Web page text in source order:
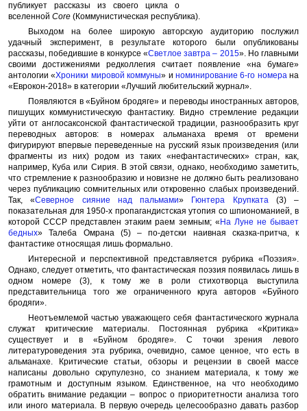
публикует рассказы из своего цикла о
вселенной Core (Коммунистическая республика).
Выходом на более широкую авторскую аудиторию послужил
удачный эксперимент, в результате которого были опубликованы
рассказы, победившие в конкурсе «Светлое завтра – 2015». Но главными
своими достижениями редколлегия считает появление «на бумаге»
антологии «Хроники мировой коммуны» и номинирование 6-го номерана
«Еврокон-2018» в категории «Лучший любительский журнал».
Появляются в «Буйном бродяге» и переводы иностранных авторов,
пишущих коммунистическую фантастику. Видно стремление редакции
уйти от англосаксонской фантастической традиции, разнообразить круг
переводных авторов: в номерах альманаха время от времени
фигурируют впервые переведенные на русский язык произведения (или
фрагменты из них) родом из таких «нефантастических» стран, как,
например, Куба или Сирия. В этой связи, однако, необходимо заметить,
что стремление к разнообразию и новизне не должно быть реализовано
через публикацию сомнительных или откровенно слабых произведений.
Так, «Северное сияние над пальмами» Гюнтера Крупката(3) –
показательная для 1950-х пропагандистская утопия со шпиономанией, в
которой СССР представлен этаким раем земным; « На Луне не бывает
бедных» Талеба Омрана (5) – по-детски наивная сказка-притча, к
фантастике относящая лишь формально.
Интересной и перспективной представляется рубрика «Поэзия».
Однако, следует отметить, что фантастическая поэзия появилась лишь в
одном номере (3), к тому же в роли стихотворца выступила
представительница того же ограниченного круга авторов «Буйного
бродяги».
Неотъемлемой частью уважающего себя фантастического журнала
служат критические материалы. Постоянная рубрика «Критика»
существует и в «Буйном бродяге». С точки зрения левого
литературоведения эта рубрика, очевидно, самое ценное, что есть в
альманахе. Критические статьи, обзоры и рецензии в своей массе
написаны довольно скрупулезно, со знанием материала, к тому же
грамотным и доступным языком. Единственное, на что необходимо
обратить внимание редакции – вопрос о приоритетности анализа того
или иного материала. В первую очередь целесообразно давать разбор